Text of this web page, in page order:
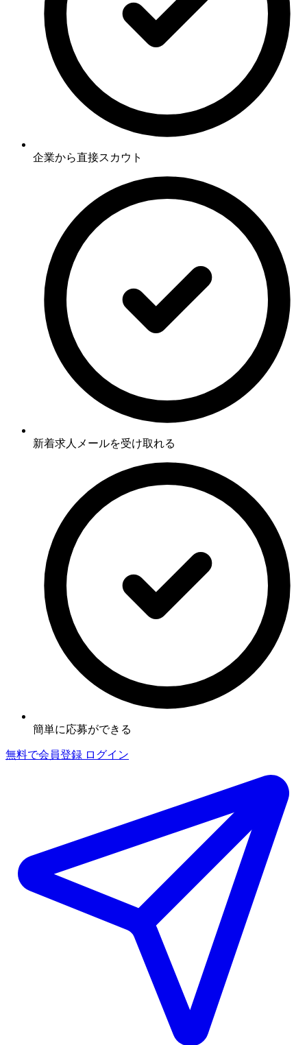
企業から直接スカウト
新着求人メールを受け取れる
簡単に応募ができる
無料で会員登録 ログイン